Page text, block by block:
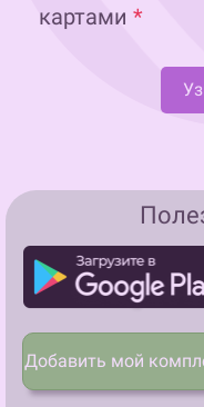
картами *
Добавить мой